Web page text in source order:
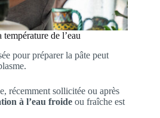
de l’eau
pour préparer la pâte peut
récemment sollicitée ou après
à l’eau froide ou fraîche est